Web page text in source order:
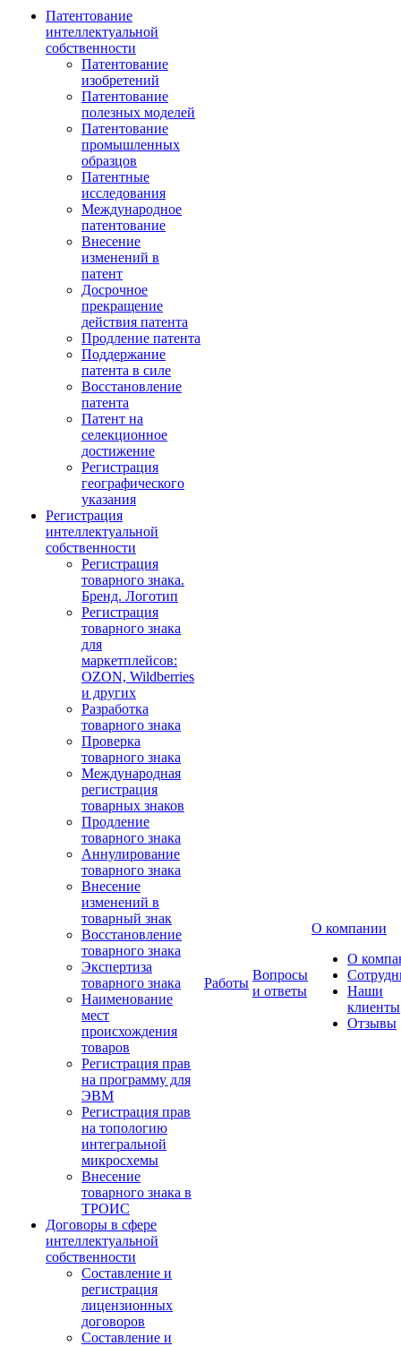
Патентование
интеллектуальной
собственности
Патентование
изобретений
Патентование
полезных моделей
Патентование
промышленных
образцов
Патентные
исследования
Международное
патентование
Внесение
изменений в
патент
Досрочное
прекращение
действия патента
Продление патента
Поддержание
патента в силе
Восстановление
патента
Патент на
селекционное
достижение
Регистрация
географического
указания
Регистрация
интеллектуальной
собственности
Регистрация
товарного знака.
Бренд. Логотип
Регистрация
товарного знака
для
маркетплейсов:
OZON, Wildberries
и других
Разработка
товарного знака
Проверка
товарного знака
Международная
регистрация
товарных знаков
Продление
товарного знака
Аннулирование
товарного знака
Внесение
изменений в
товарный знак
Восстановление
товарного знака
Экспертиза
товарного знака
Наименование
мест
происхождения
товаров
Регистрация прав
на программу для
ЭВМ
Регистрация прав
на топологию
интегральной
микросхемы
Внесение
товарного знака в
ТРОИС
Договоры в сфере
интеллектуальной
собственности
Составление и
регистрация
лицензионных
договоров
Составление и
Работы
Вопросы
и ответы
О компании
О
Наши
клиенты
Отзывы